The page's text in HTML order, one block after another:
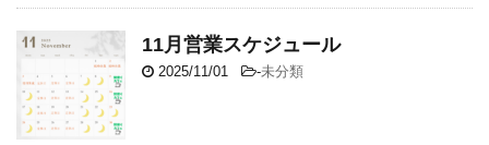
11月営業スケジュール
2025/11/01 -未分類